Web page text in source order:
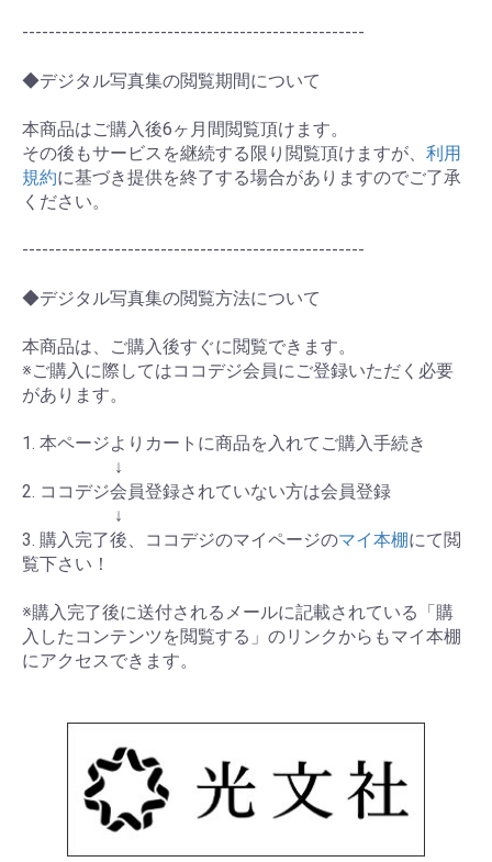
お買い物を続ける カートへ進む
----------------------------------------------------
◆デジタル写真集の閲覧期間について
本商品はご購入後6ヶ月間閲覧頂けます。
その後もサービスを継続する限り閲覧頂けますが、 利用
規約に基づき提供を終了する場合がありますのでご了承
ください。
----------------------------------------------------
◆デジタル写真集の閲覧方法について
本商品は、ご購入後すぐに閲覧できます。
※ご購入に際してはココデジ会員にご登録いただく必要
があります。
1. 本ページよりカートに商品を入れてご購入手続き
↓
2. ココデジ会員登録されていない方は会員登録
↓
3. 購入完了後、ココデジのマイページのマイ本棚にて閲
覧下さい！
※購入完了後に送付されるメールに記載されている「購
入したコンテンツを閲覧する」のリンクからもマイ本棚
にアクセスできます。